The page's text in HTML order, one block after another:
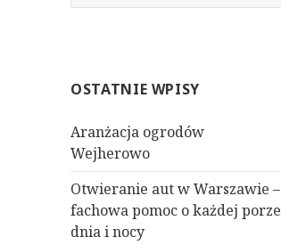
OSTATNIE WPISY
Aranżacja ogrodów
Wejherowo
Otwieranie aut w Warszawie –
fachowa pomoc o każdej porze
dnia i nocy